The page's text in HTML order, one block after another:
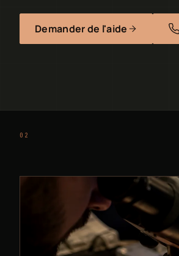
Demander de l'aide